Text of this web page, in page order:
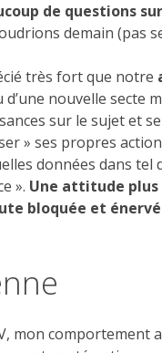
de questions
demain (pas
très fort que notre
nouvelle secte
sur le sujet et
» ses propres
données dans tel
». Une attitude
bloquée et
mon comportement